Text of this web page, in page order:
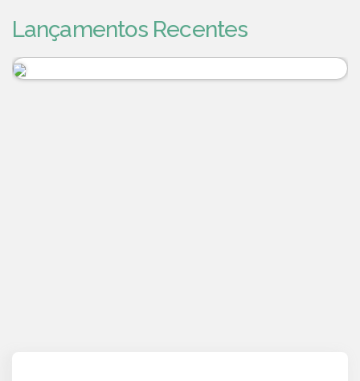
Lançamentos Recentes